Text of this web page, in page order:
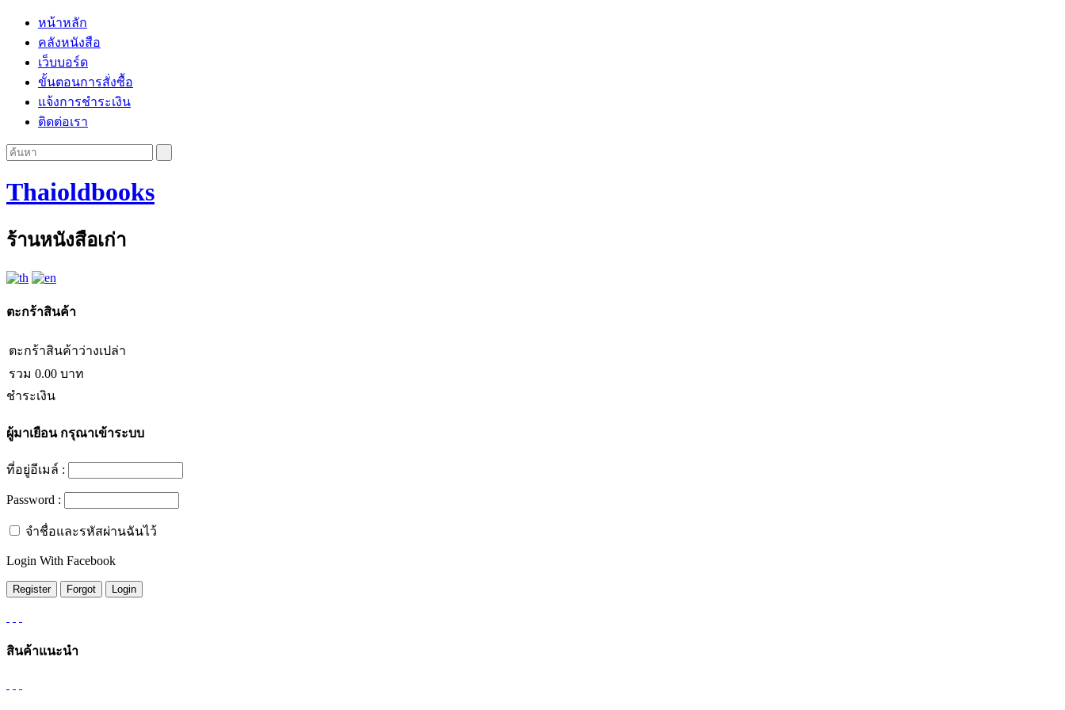
หน้าหลัก
คลังหนังสือ
เว็บบอร์ด
ขั้นตอนการสั่งซื้อ
แจ้งการชำระเงิน
ติดต่อเรา
Thaioldbooks
ร้านหนังสือเก่า
ตะกร้าสินค้า
ตะกร้าสินค้าว่างเปล่า
รวม 0.00 บาท
ชำระเงิน
ผู้มาเยือนกรุณาเข้าระบบ
ที่อยู่อีเมล์ :
Password :
จำชื่อและรหัสผ่านฉันไว้
Login With Facebook
สินค้าแนะนำ